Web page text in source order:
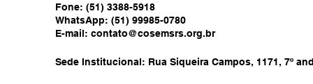
Fone: (51) 3388-5918
WhatsApp: (51) 99985-0780
E-mail: contato@cosemsrs.org.br
Sede Institucional: Rua Siqueira Campos, 1171, 7º